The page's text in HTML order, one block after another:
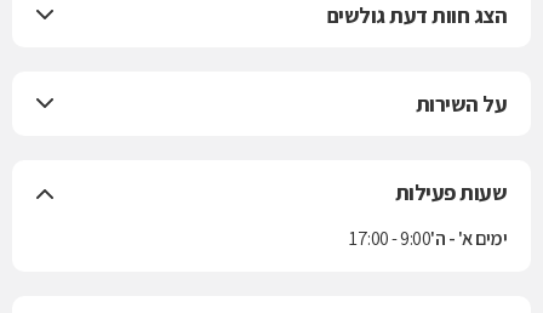
הצג חוות דעת גולשים
על השירות
שעות פעילות
ימים א' - ה'9:00 - 17:00